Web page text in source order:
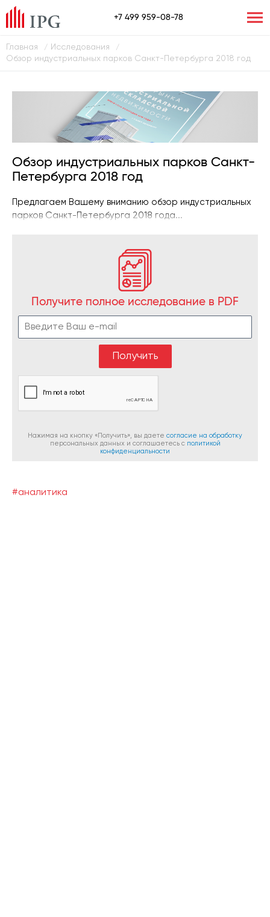
+7 499 959-08-78
Главная / Исследования /
Обзор индустриальных парков Санкт-Петербурга 2018 год
Обзор индустриальных парков Санкт-
Петербурга 2018 год
Предлагаем Вашему вниманию обзор индустриальных
парков Санкт-Петербурга 2018 года...
Получите полное исследование в PDF
Нажимая на кнопку «Получить», вы даете согласие на обработку
персональных данных и соглашаетесь c политикой
конфиденциальности
#аналитика